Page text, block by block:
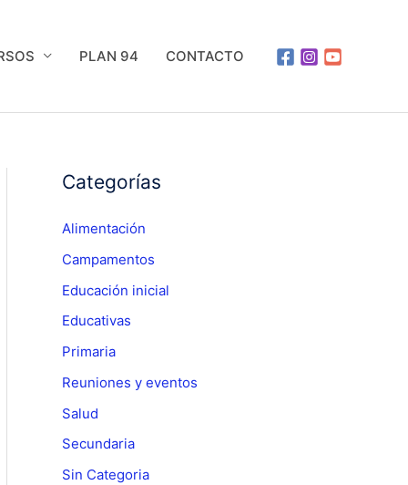
PLAN 94 CONTACTO
Categorías
Alimentación
Campamentos
Educación inicial
Educativas
Primaria
Reuniones y eventos
Salud
Secundaria
Sin Categoria